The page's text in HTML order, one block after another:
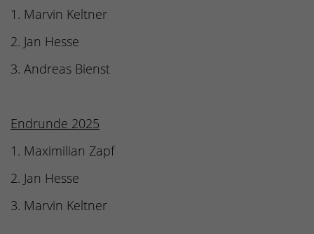
1. Marvin Keltner
2. Jan Hesse
3. Andreas Bienst
Endrunde 2025
1. Maximilian Zapf
2. Jan Hesse
3. Marvin Keltner